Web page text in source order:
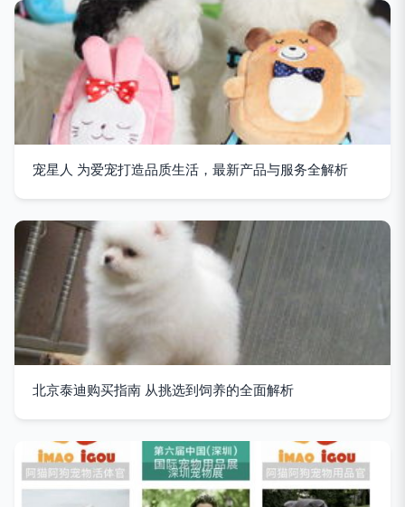
宠星人 为爱宠打造品质生活，最新产品与服务全解析
北京泰迪购买指南 从挑选到饲养的全面解析